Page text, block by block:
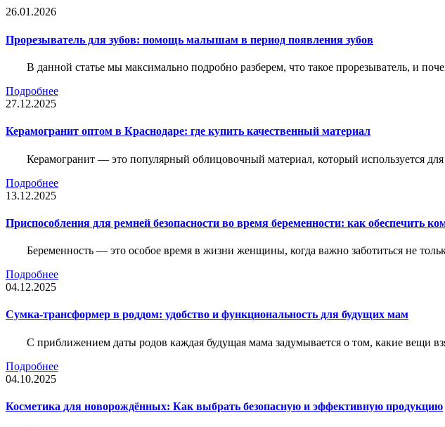
26.01.2026
Прорезыватель для зубов: помощь малышам в период появления зубов
В данной статье мы максимально подробно разберем, что такое прорезыватель, и
Подробнее
27.12.2025
Керамогранит оптом в Краснодаре: где купить качественный материал
Керамогранит — это популярный облицовочный материал, который используется
Подробнее
13.12.2025
Приспособления для ремней безопасности во время беременности: как обеспечить
Беременность — это особое время в жизни женщины, когда важно заботиться не
Подробнее
04.12.2025
Сумка-трансформер в роддом: удобство и функциональность для будущих мам
С приближением даты родов каждая будущая мама задумывается о том, какие вещи
Подробнее
04.10.2025
Косметика для новорождённых: Как выбрать безопасную и эффективную продукцию